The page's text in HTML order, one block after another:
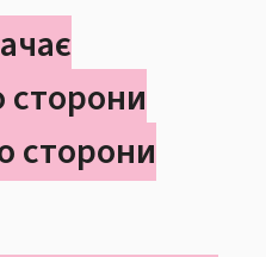
сторони
сторони